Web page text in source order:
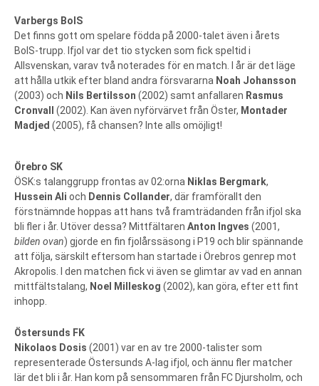
Varbergs BoIS
Det finns gott om spelare födda på 2000-talet även i årets
BoIS-trupp. Ifjol var det tio stycken som fick speltid i
Allsvenskan, varav två noterades för en match. I år är det läge
att hålla utkik efter bland andra försvararna Noah Johansson
(2003) och Nils Bertilsson (2002) samt anfallaren Rasmus
Cronvall (2002). Kan även nyförvärvet från Öster, Montader
Madjed (2005), få chansen? Inte alls omöjligt!
Örebro SK
ÖSK:s talanggrupp frontas av 02:orna Niklas Bergmark,
Hussein Ali och Dennis Collander, där framförallt den
förstnämnde hoppas att hans två framträdanden från ifjol ska
bli fler i år. Utöver dessa? Mittfältaren Anton Ingves (2001,
bilden ovan) gjorde en fin fjolårssäsong i P19 och blir spännande
att följa, särskilt eftersom han startade i Örebros genrep mot
Akropolis. I den matchen fick vi även se glimtar av vad en annan
mittfältstalang, Noel Milleskog (2002), kan göra, efter ett fint
inhopp.
Östersunds FK
Nikolaos Dosis (2001) var en av tre 2000-talister som
representerade Östersunds A-lag ifjol, och ännu fler matcher
lär det bli i år. Han kom på sensommaren från FC Djursholm, och